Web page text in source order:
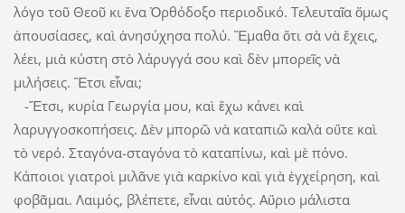
λόγο τοῦ Θεοῦ κι ἕνα Ὀρθόδοξο περιοδικό. Τελευταῖα ὅ­­­μως
ἀπουσίασες, καὶ ἀνησύχησα πο­λύ. Ἔμαθα ὅτι σὰ νὰ ἔχεις,
λέει, μιὰ κύστη στὸ λάρυγγά σου καὶ δὲν μπορεῖς νὰ
μιλήσεις. Ἔτσι εἶναι;
-Ἔτσι, κυρία Γεωργία μου, καὶ ἔχω κάνει καὶ
λαρυγγοσκοπήσεις. Δὲν μπο­ρῶ νὰ καταπιῶ καλὰ οὔτε καὶ
τὸ νερό. Σταγόνα-σταγόνα τὸ καταπίνω, καὶ μὲ πόνο.
Κάποιοι γιατροὶ μιλᾶνε γιὰ καρκίνο καὶ γιὰ ἐγχείρηση, καὶ
φοβᾶμαι. Λαιμός, βλέπετε, εἶναι αὐτός. Αὔριο μάλιστα